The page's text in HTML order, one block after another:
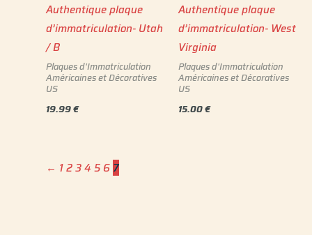
Authentique plaque
d’immatriculation- Utah
/ B
Plaques d'Immatriculation
Américaines et Décoratives
US
19.99€
Authentique plaque
d’immatriculation- West
Virginia
Plaques d'Immatriculation
Américaines et Décoratives
US
15.00€
← 1234 5 6 7